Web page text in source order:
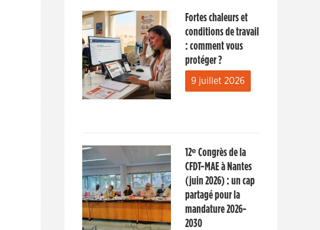
Fortes chaleurs et
conditions de travail
: comment vous
protéger ?
9 juillet 2026
12ᵉ Congrès de la
CFDT-MAE à Nantes
(juin 2026) : un cap
partagé pour la
mandature 2026-
2030